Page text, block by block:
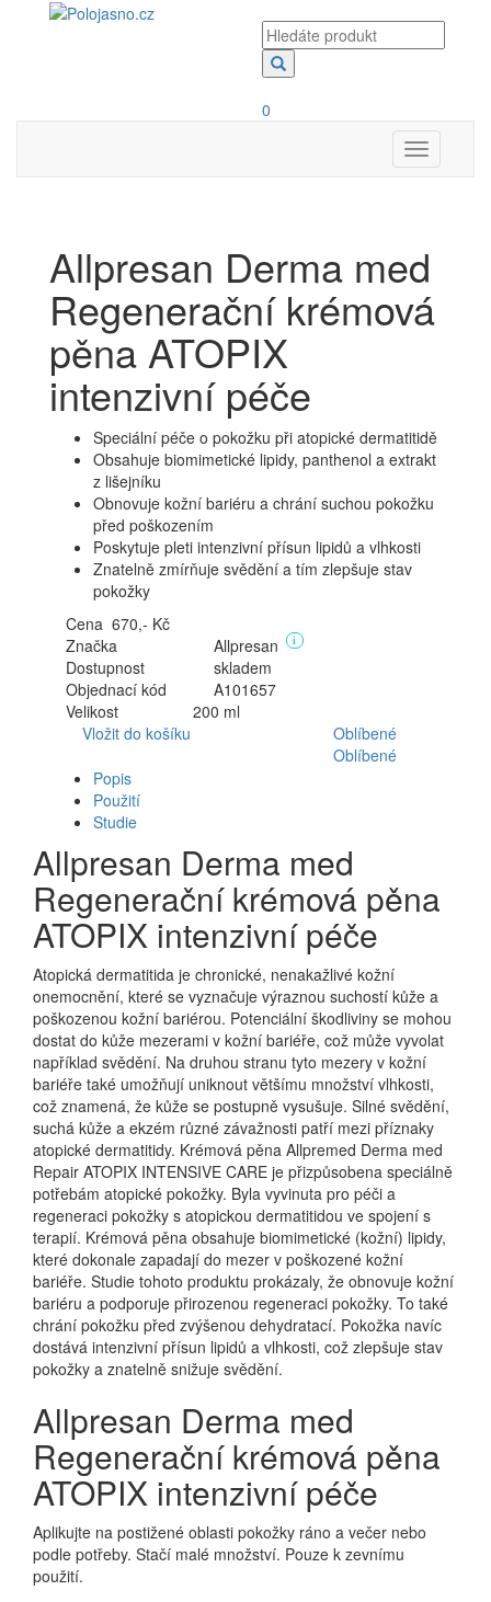
0
Toggle
navigation
Allpresan Derma med
Regenerační krémová
pěna ATOPIX
intenzivní péče
Speciální péče o pokožku při atopické dermatitidě
Obsahuje biomimetické lipidy, panthenol a extrakt
z lišejníku
Obnovuje kožní bariéru a chrání suchou pokožku
před poškozením
Poskytuje pleti intenzivní přísun lipidů a vlhkosti
Znatelně zmírňuje svědění a tím zlepšuje stav
pokožky
Cena 670,- Kč
Značka
Allpresan i
Dostupnost
skladem
Objednací kód
A101657
Velikost
200 ml
Vložit do košíku
Oblíbené
Oblíbené
Popis
Použití
Studie
Allpresan Derma med
Regenerační krémová pěna
ATOPIX intenzivní péče
Atopická dermatitida je chronické, nenakažlivé kožní
onemocnění, které se vyznačuje výraznou suchostí kůže a
poškozenou kožní bariérou. Potenciální škodliviny se mohou
dostat do kůže mezerami v kožní bariéře, což může vyvolat
například svědění. Na druhou stranu tyto mezery v kožní
bariéře také umožňují uniknout většímu množství vlhkosti,
což znamená, že kůže se postupně vysušuje. Silné svědění,
suchá kůže a ekzém různé závažnosti patří mezi příznaky
atopické dermatitidy. Krémová pěna Allpremed Derma med
Repair ATOPIX INTENSIVE CARE je přizpůsobena speciálně
potřebám atopické pokožky. Byla vyvinuta pro péči a
regeneraci pokožky s atopickou dermatitidou ve spojení s
terapií. Krémová pěna obsahuje biomimetické (kožní) lipidy,
které dokonale zapadají do mezer v poškozené kožní
bariéře. Studie tohoto produktu prokázaly, že obnovuje kožní
bariéru a podporuje přirozenou regeneraci pokožky. To také
chrání pokožku před zvýšenou dehydratací. Pokožka navíc
dostává intenzivní přísun lipidů a vlhkosti, což zlepšuje stav
pokožky a znatelně snižuje svědění.
Allpresan Derma med
Regenerační krémová pěna
ATOPIX intenzivní péče
Aplikujte na postižené oblasti pokožky ráno a večer nebo
podle potřeby. Stačí malé množství. Pouze k zevnímu
použití.